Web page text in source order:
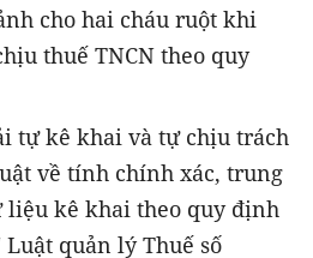
cho hai cháu ruột khi
thuế TNCN theo quy
tự kê khai và tự chịu trách
về tính chính xác, trung
liệu kê khai theo quy định
quản lý Thuế số